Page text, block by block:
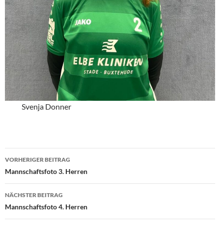
Svenja Donner
Beitragsnavigation
VORHERIGER BEITRAG
Mannschaftsfoto 3. Herren
NÄCHSTER BEITRAG
Mannschaftsfoto 4. Herren